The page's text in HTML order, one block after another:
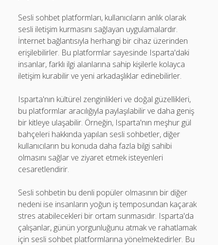
Sesli sohbet platformları, kullanıcıların anlık olarak
sesli iletişim kurmasını sağlayan uygulamalardır.
İnternet bağlantısıyla herhangi bir cihaz üzerinden
erişilebilirler. Bu platformlar sayesinde Isparta'daki
insanlar, farklı ilgi alanlarına sahip kişilerle kolayca
iletişim kurabilir ve yeni arkadaşlıklar edinebilirler.
Isparta'nın kültürel zenginlikleri ve doğal güzellikleri,
bu platformlar aracılığıyla paylaşılabilir ve daha geniş
bir kitleye ulaşabilir. Örneğin, Isparta'nın meşhur gül
bahçeleri hakkında yapılan sesli sohbetler, diğer
kullanıcıların bu konuda daha fazla bilgi sahibi
olmasını sağlar ve ziyaret etmek isteyenleri
cesaretlendirir.
Sesli sohbetin bu denli popüler olmasının bir diğer
nedeni ise insanların yoğun iş temposundan kaçarak
stres atabilecekleri bir ortam sunmasıdır. Isparta'da
çalışanlar, günün yorgunluğunu atmak ve rahatlamak
için sesli sohbet platformlarına yönelmektedirler. Bu